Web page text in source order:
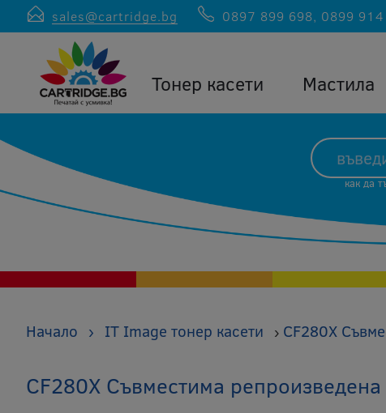
sales@cartridge.bg 0897 899 698, 0899
Тонер касети Мастила
как да
Начало › IT Image тонер касети › CF280X
CF280X Съвместима